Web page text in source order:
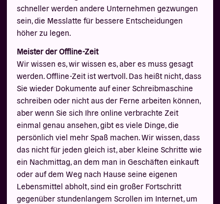
schneller werden andere Unternehmen gezwungen
sein, die Messlatte für bessere Entscheidungen
höher zu legen.
Meister der Offline-Zeit
Wir wissen es, wir wissen es, aber es muss gesagt
werden. Offline-Zeit ist wertvoll. Das heißt nicht, dass
Sie wieder Dokumente auf einer Schreibmaschine
schreiben oder nicht aus der Ferne arbeiten können,
aber wenn Sie sich Ihre online verbrachte Zeit
einmal genau ansehen, gibt es viele Dinge, die
persönlich viel mehr Spaß machen. Wir wissen, dass
das nicht für jeden gleich ist, aber kleine Schritte wie
ein Nachmittag, an dem man in Geschäften einkauft
oder auf dem Weg nach Hause seine eigenen
Lebensmittel abholt, sind ein großer Fortschritt
gegenüber stundenlangem Scrollen im Internet, um